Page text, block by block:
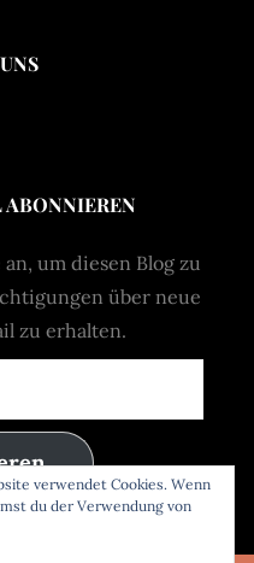
um diesen Blog zu
über neue
zu erhalten.
verwendet Cookies. Wenn
du der Verwendung von